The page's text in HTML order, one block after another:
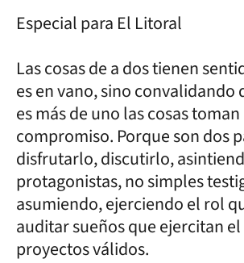
Especial para El Litoral
Las cosas de a dos tienen
es en vano, sino convalidando
es más de uno las cosas
compromiso. Porque son dos
disfrutarlo, discutirlo,
protagonistas, no simples
asumiendo, ejerciendo el rol
auditar sueños que ejercitan
proyectos válidos.